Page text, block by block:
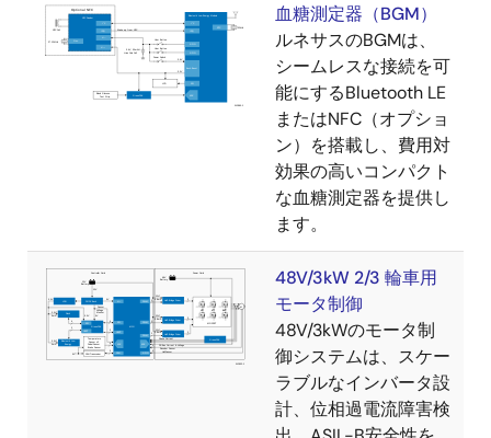
血糖測定器（BGM）
ルネサスのBGMは、
シームレスな接続を可
能にするBluetooth LE
またはNFC（オプショ
ン）を搭載し、費用対
効果の高いコンパクト
な血糖測定器を提供し
ます。
48V/3kW 2/3 輪車用
モータ制御
48V/3kWのモータ制
御システムは、スケー
ラブルなインバータ設
計、位相過電流障害検